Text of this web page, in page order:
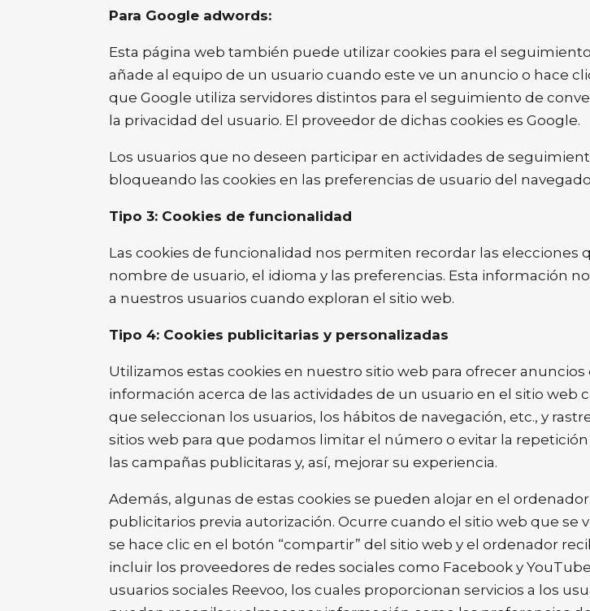
Para Google adwords:
Esta página web también puede utilizar cookies para el
añade al equipo de un usuario cuando este ve un anuncio o hace
que Google utiliza servidores distintos para el seguimiento de
la privacidad del usuario. El proveedor de dichas cookies es Google.
Los usuarios que no deseen participar en actividades de
bloqueando las cookies en las preferencias de usuario del
Tipo 3: Cookies de funcionalidad
Las cookies de funcionalidad nos permiten recordar las elecciones
nombre de usuario, el idioma y las preferencias. Esta información
a nuestros usuarios cuando exploran el sitio web.
Tipo 4: Cookies publicitarias y personalizadas
Utilizamos estas cookies en nuestro sitio web para ofrecer
información acerca de las actividades de un usuario en el sitio web
que seleccionan los usuarios, los hábitos de navegación, etc., y
sitios web para que podamos limitar el número o evitar la
las campañas publicitaras y, así, mejorar su experiencia.
Además, algunas de estas cookies se pueden alojar en el
publicitarios previa autorización. Ocurre cuando el sitio web que
se hace clic en el botón “compartir” del sitio web y el ordenador
incluir los proveedores de redes sociales como Facebook y
usuarios sociales Reevoo, los cuales proporcionan servicios a los